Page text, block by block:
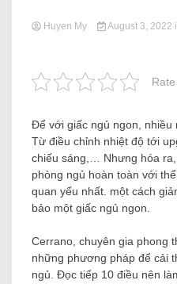
Huyen My August 3, 2022
Để với giấc ngủ ngon,
Từ điều chỉnh nhiệt độ tới
chiếu sáng,… Nhưng hóa
phòng ngủ hoàn toàn với
quan yếu nhất. một cách
bảo một giấc ngủ ngon.
Cerrano, chuyên gia phong
những phương pháp để cải
ngủ. Đọc tiếp 10 điều nên